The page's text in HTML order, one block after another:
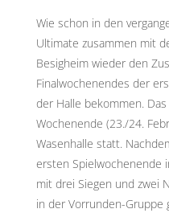
Wie schon in den
Ultimate zusammen mit
Besigheim wieder den
Finalwochenendes der
der Halle bekommen.
Wochenende (23./24.
Wasenhalle statt.
ersten Spielwochenende
mit drei Siegen und zwei
in der Vorrunden-